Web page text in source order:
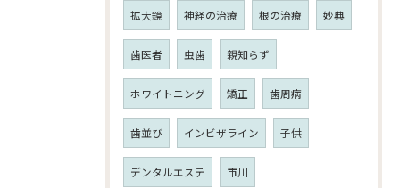
拡大鏡 神経の治療 根の治療 妙典
歯医者 虫歯 親知らず
ホワイトニング 矯正 歯周病
歯並び インビザライン 子供
デンタルエステ 市川